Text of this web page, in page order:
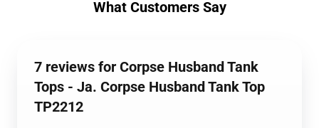
What Customers Say
7 reviews for Corpse Husband Tank
Tops - Ja. Corpse Husband Tank Top
TP2212